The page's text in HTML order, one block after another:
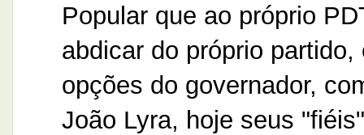
Popular que ao próprio
abdicar do próprio
opções do governador,
João Lyra, hoje seus